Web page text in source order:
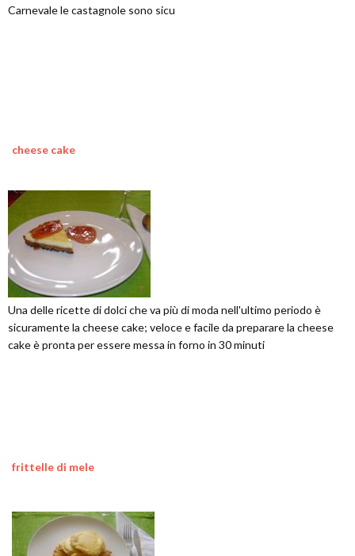
Carnevale le castagnole sono sicu
cheese cake
Una delle ricette di dolci che va più di moda nell'ultimo periodo è
sicuramente la cheese cake; veloce e facile da preparare la cheese
cake è pronta per essere messa in forno in 30 minuti
frittelle di mele